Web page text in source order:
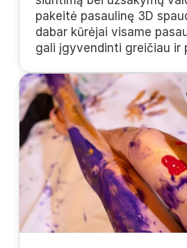
pakeitė pasaulinę 3D
dabar kūrėjai visame
gali įgyvendinti greičiau ir